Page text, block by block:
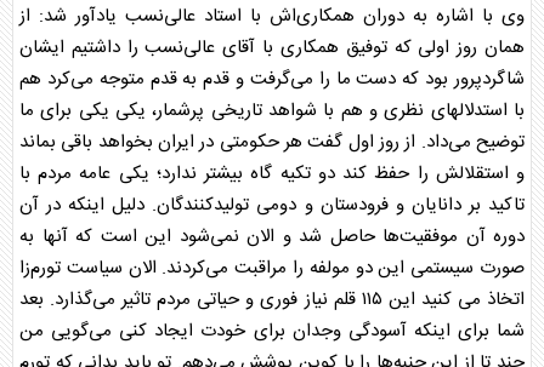
وی با اشاره به دوران همکاری‌اش با استاد عالی‌نسب یادآور شد: از
همان روز اولی که توفیق همکاری با آقای عالی‌نسب را داشتیم ایشان
شاگردپرور بود که دست ما را می‌گرفت و قدم به قدم متوجه می‌کرد هم
با استدلالهای نظری و هم با شواهد تاریخی پرشمار، یکی یکی برای ما
توضیح می‌داد. از روز اول گفت هر حکومتی در ایران بخواهد باقی بماند
و استقلالش را حفظ کند دو تکیه گاه بیشتر ندارد؛ یکی عامه مردم با
تاکید بر دانایان و فرودستان و دومی تولیدکنندگان. دلیل اینکه در آن
دوره آن موفقیت‌ها حاصل شد و الان نمی‌شود این است که آنها به
صورت سیستمی این دو مولفه را مراقبت می‌کردند. الان سیاست تورم‌زا
اتخاذ می کنید این ۱۱۵ قلم نیاز فوری و حیاتی مردم تاثیر می‌گذارد. بعد
شما برای اینکه آسودگی وجدان برای خودت ایجاد کنی می‌گویی من